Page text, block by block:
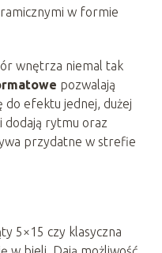
wnętrza niemal tak
pozwalają
do efektu jednej, dużej
dodają rytmu oraz
przydatne w strefie
5×15 czy klasyczna